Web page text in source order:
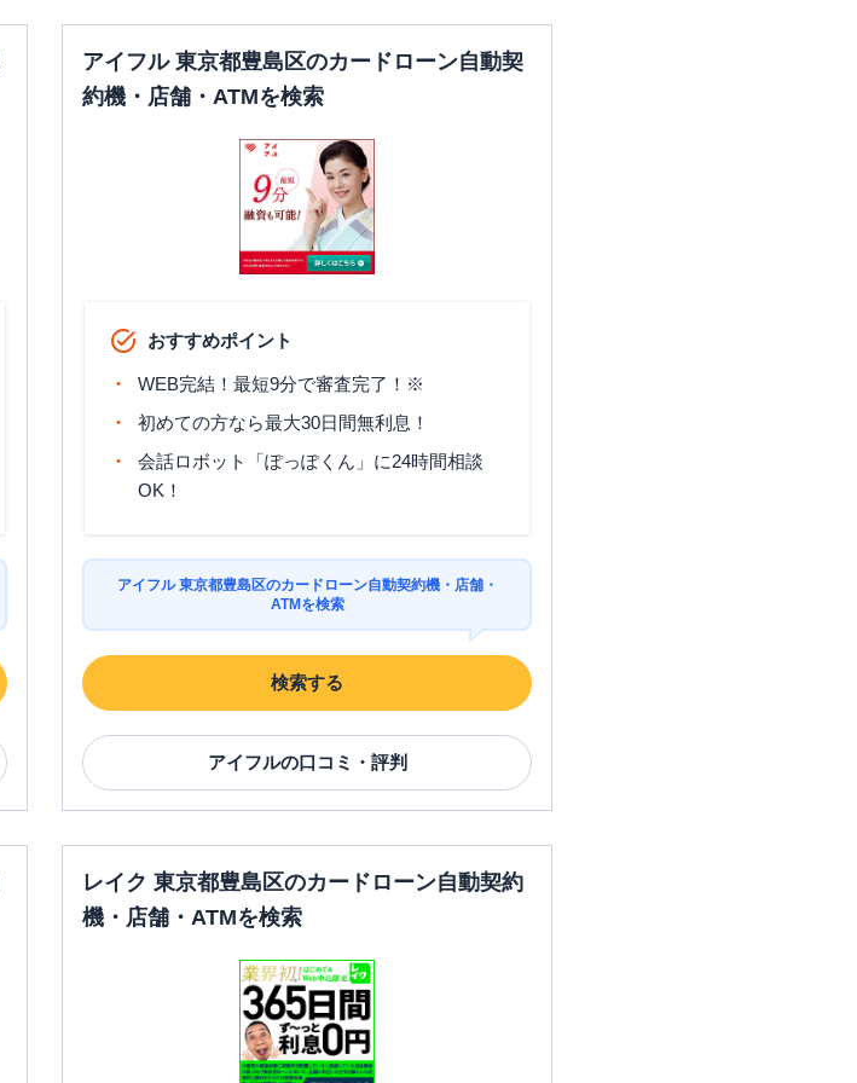
アイフル 東京都豊島区のカードローン自動契
約機・店舗・ATMを検索
おすすめポイント
WEB完結！最短9分で審査完了！※
初めての方なら最大30日間無利息！
会話ロボット「ぽっぽくん」に24時間相談
OK！
アイフル 東京都豊島区のカードローン自動契約機・店舗・
ATMを検索
検索する
アイフルの口コミ・評判
レイク 東京都豊島区のカードローン自動契約
機・店舗・ATMを検索